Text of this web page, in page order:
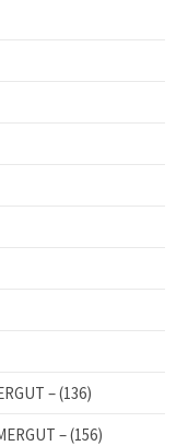
–(136)
–(156)